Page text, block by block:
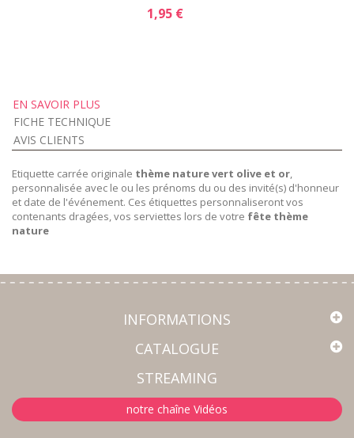
1,95 €
EN SAVOIR PLUS
FICHE TECHNIQUE
AVIS CLIENTS
Etiquette carrée originale thème nature vert olive et or
personnalisée avec le ou les prénoms du ou des invité(s) d'honneur
et date de l'événement. Ces étiquettes personnaliseront vos
contenants dragées, vos serviettes lors de votre fête thème
nature
INFORMATIONS
CATALOGUE
STREAMING
notre chaîne Vidéos